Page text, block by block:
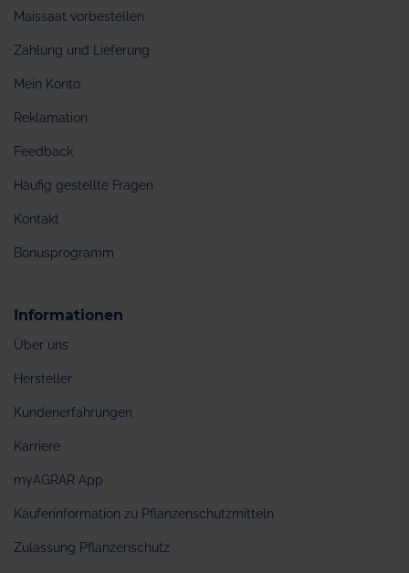
Maissaat vorbestellen
Zahlung und Lieferung
Mein Konto
Reklamation
Feedback
Häufig gestellte Fragen
Kontakt
Bonusprogramm
Informationen
Über uns
Hersteller
Kundenerfahrungen
Karriere
myAGRAR App
Käuferinformation zu Pflanzenschutzmitteln
Zulassung Pflanzenschutz